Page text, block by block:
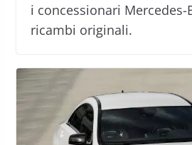
i concessionari Mercedes-
ricambi originali.